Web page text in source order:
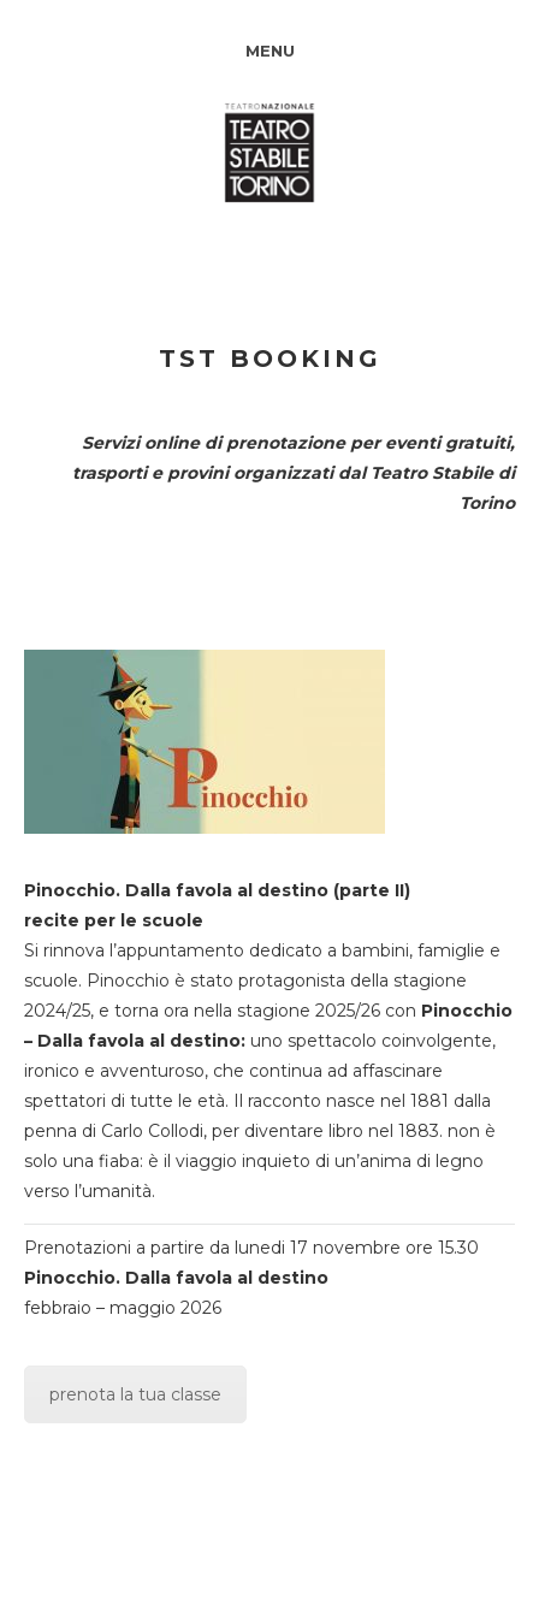
MENU
TST BOOKING
Servizi online di prenotazione per eventi gratuiti,
trasporti e provini organizzati dal Teatro Stabile di
Torino
Pinocchio. Dalla favola al destino (parte II)
recite per le scuole
Si rinnova l’appuntamento dedicato a bambini, famiglie e
scuole. Pinocchio è stato protagonista della stagione
2024/25, e torna ora nella stagione 2025/26 con Pinocchio
– Dalla favola al destino: uno spettacolo coinvolgente,
ironico e avventuroso, che continua ad affascinare
spettatori di tutte le età. Il racconto nasce nel 1881 dalla
penna di Carlo Collodi, per diventare libro nel 1883. non è
solo una fiaba: è il viaggio inquieto di un’anima di legno
verso l’umanità.
Prenotazioni a partire da lunedi 17 novembre ore 15.30
Pinocchio. Dalla favola al destino
febbraio – maggio 2026
prenota la tua classe